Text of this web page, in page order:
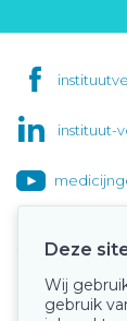
instituut-
Deze
Wij
gebruik